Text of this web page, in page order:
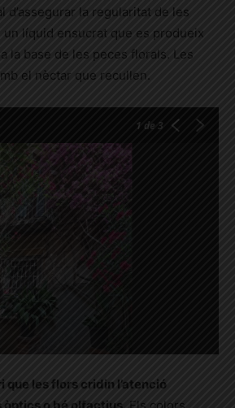
d’assegurar la regularitat de les
un líquid ensucrat que es produeix
la base de les peces florals. Les
el nèctar que recullen.
1 de 3
que les flors cridin l’atenció